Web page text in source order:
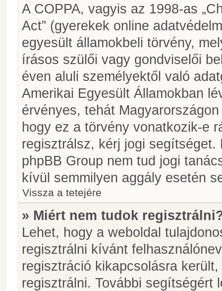
A COPPA, vagyis az 1998-as
Act” (gyerekek online
egyesült államokbeli törvény,
írásos szülői vagy gondviselői
éven aluli személyektől való
Amerikai Egyesült Államokban
érvényes, tehát
hogy ez a törvény vonatkozik-e
regisztrálsz, kérj jogi
phpBB Group nem tud jogi
kívül semmilyen aggály esetén
Vissza a tetejére
» Miért nem tudok
Lehet, hogy a weboldal
regisztrálni kívánt
regisztráció kikapcsolásra
regisztrálni. További segítségért